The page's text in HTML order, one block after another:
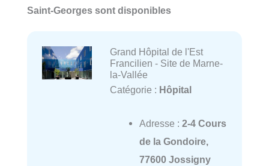
Saint-Georges sont disponibles
Grand Hôpital de l'Est
Francilien - Site de Marne-
la-Vallée
Catégorie : Hôpital
Adresse : 2-4 Cours
de la Gondoire,
77600 Jossigny